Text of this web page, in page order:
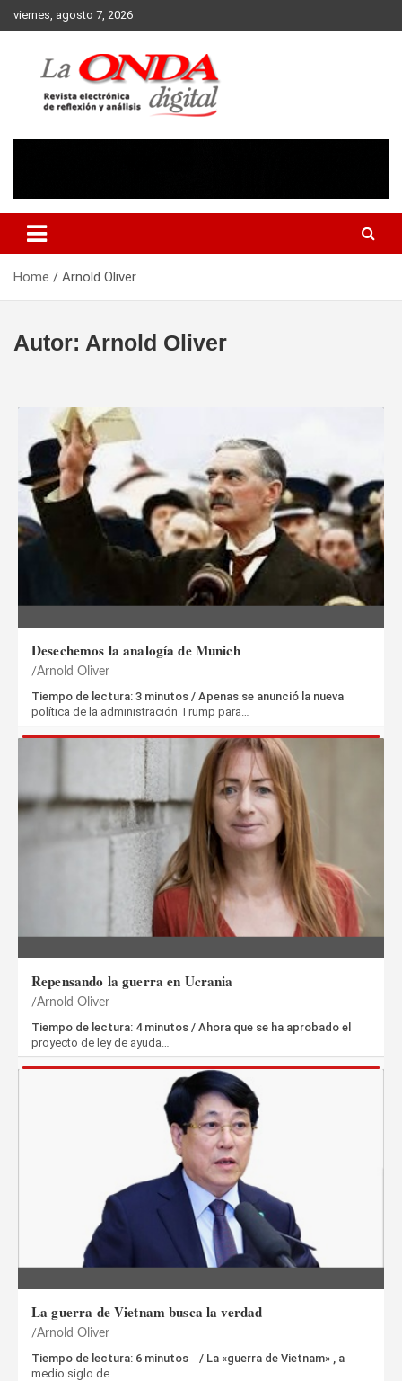
Skip
to
viernes, agosto 7, 2026
Home Arnold Oliver
Autor: Arnold Oliver
Desechemos la analogía de Munich
Arnold Oliver
Tiempo de lectura: 3 minutos / Apenas se anunció la nueva
política de la administración Trump para…
Repensando la guerra en Ucrania
Arnold Oliver
Tiempo de lectura: 4 minutos / Ahora que se ha aprobado el
proyecto de ley de ayuda…
La guerra de Vietnam busca la verdad
Arnold Oliver
Tiempo de lectura: 6 minutos / La «guerra de Vietnam» , a
medio siglo de…